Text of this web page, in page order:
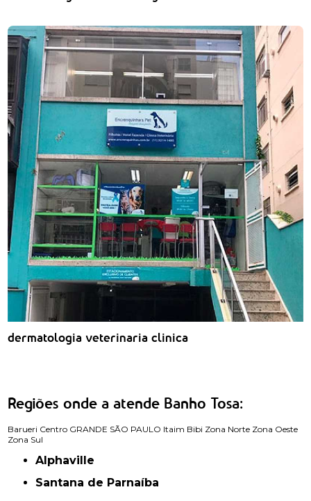
dermatologia veterinaria clinica
Regiões onde a atende Banho Tosa:
Barueri Centro GRANDE SÃO PAULO Itaim Bibi Zona Norte Zona Oeste
Zona Sul
Alphaville
Santana de Parnaíba